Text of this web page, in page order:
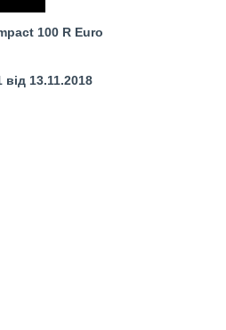
100 R Euro
13.11.2018